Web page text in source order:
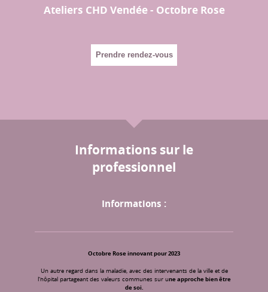
Ateliers CHD Vendée - Octobre Rose
Prendre rendez-vous
Informations sur le
professionnel
Informations :
Octobre Rose innovant pour 2023
Un autre regard dans la maladie, avec des intervenants de la ville et de
l’hôpital partageant des valeurs communes sur une approche bien être
de soi.